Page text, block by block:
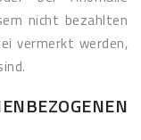
nicht bezahlten
vermerkt werden,